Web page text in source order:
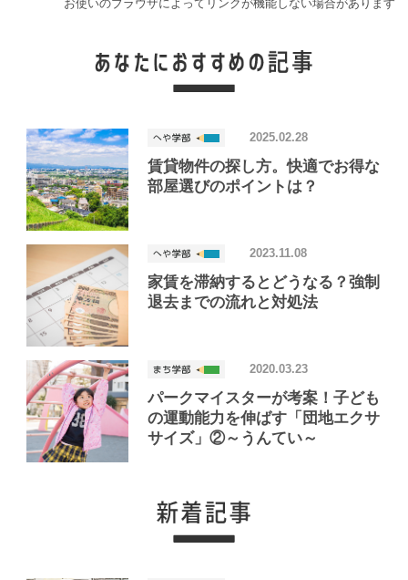
お使いのブラウザによってリンクが機能しない場合があります
賃貸物件の探し方。快適でお得な
部屋選びのポイントは？
2025.02.28
家賃を滞納するとどうなる？強制
退去までの流れと対処法
2023.11.08
パークマイスターが考案！子ども
の運動能力を伸ばす「団地エクサ
サイズ」②～うんてい～
2020.03.23